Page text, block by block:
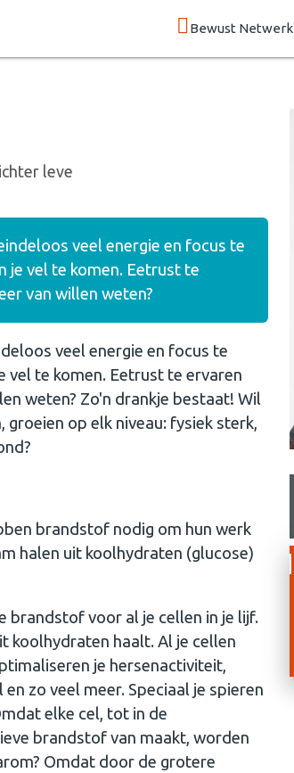
Bewust Netwerk
leve
veel energie en focus te
je vel te komen. Eetrust te
van willen weten?
veel energie en focus te
vel te komen. Eetrust te ervaren
weten? Zo'n drankje bestaat! Wil
groeien op elk niveau: fysiek sterk,
brandstof nodig om hun werk
halen uit koolhydraten (glucose)
brandstof voor al je cellen in je lijf.
koolhydraten haalt. Al je cellen
je hersenactiviteit,
zo veel meer. Speciaal je spieren
elke cel, tot in de
brandstof van maakt, worden
Omdat door de grotere